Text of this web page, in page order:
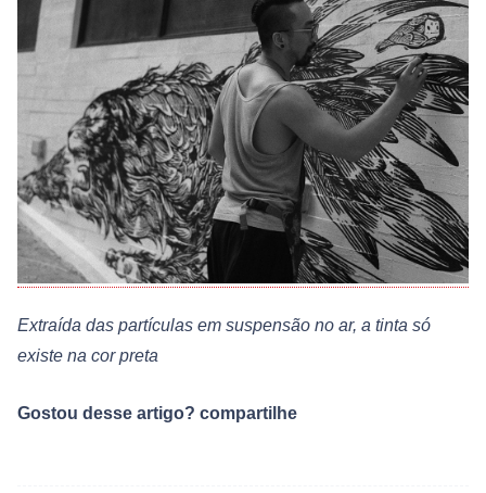
Extraída das partículas em suspensão no ar, a tinta só
existe na cor preta
Gostou desse artigo? compartilhe